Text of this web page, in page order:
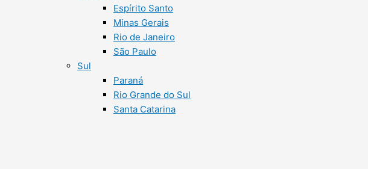
Espírito Santo
Minas Gerais
Rio de Janeiro
São Paulo
Sul
Paraná
Rio Grande do Sul
Santa Catarina